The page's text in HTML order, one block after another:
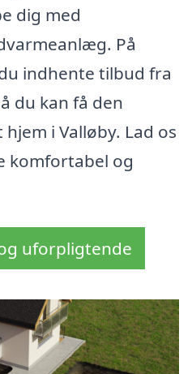
dig med
På
indhente tilbud fra
du kan få den
i Valløby. Lad os
komfortabel og
uforpligtende